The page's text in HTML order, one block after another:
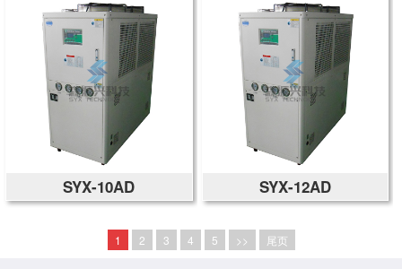
SYX-10AD SYX-12AD
1 2 3 4 5 >> 尾页